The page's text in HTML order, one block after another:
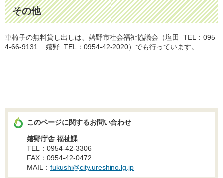
その他
車椅子の無料貸し出しは、嬉野市社会福祉協議会（塩田 TEL：095
4-66-9131 嬉野 TEL：0954-42-2020）でも行っています。
このページに関するお問い合わせ
嬉野庁舎 福祉課
TEL：0954-42-3306
FAX：0954-42-0472
MAIL： fukushi@city.ureshino.lg.jp